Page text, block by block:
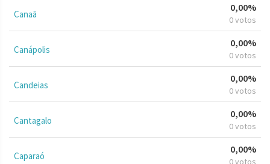
Canaã
0,00%
0 votos
Canápolis
0,00%
0 votos
Candeias
0,00%
0 votos
Cantagalo
0,00%
0 votos
Caparaó
0,00%
0 votos